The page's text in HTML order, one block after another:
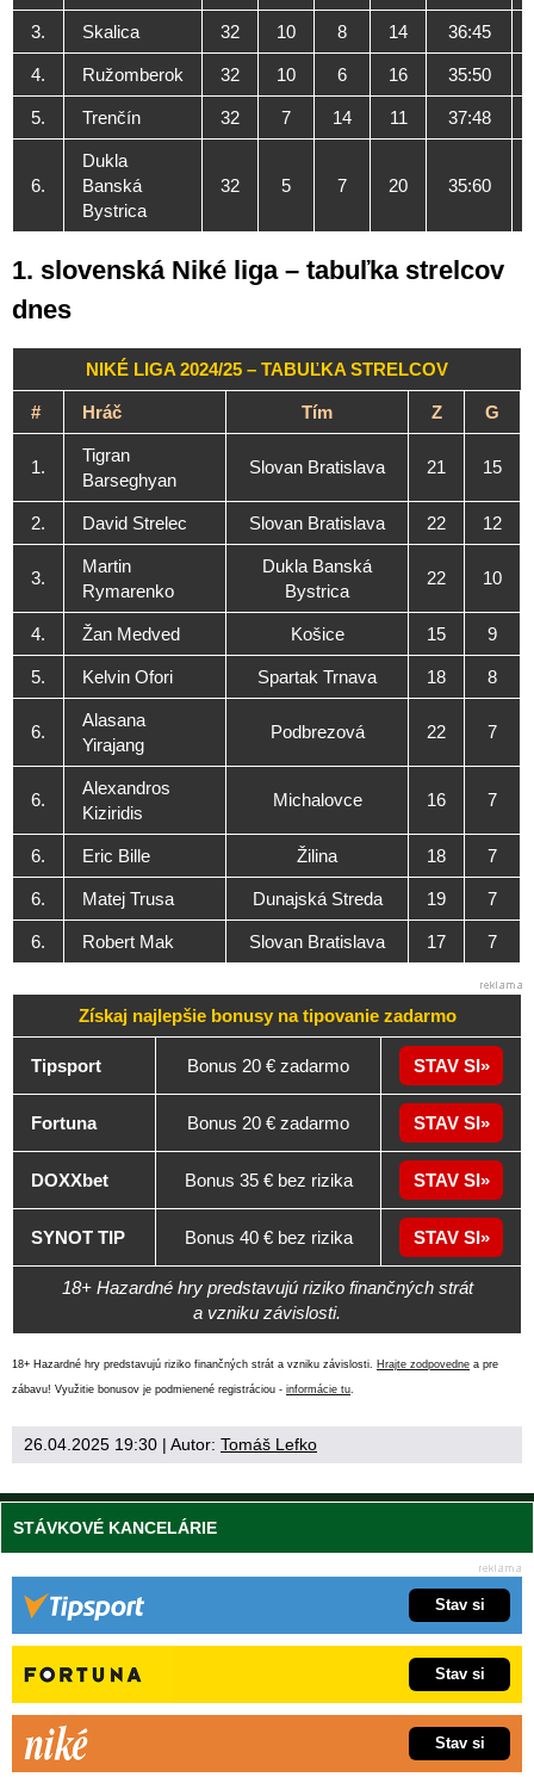
3. Skalica 32 10 8 14 36:45
4. Ružomberok 32 10 6 16 35:50
5. Trenčín 32 7 14 11 37:48
6.
Dukla
Banská
Bystrica
32 5 7 20 35:60
1. slovenská Niké liga – tabuľka strelcov
dnes
NIKÉ LIGA 2024/25 – TABUĽKA STRELCOV
# Hráč Tím Z G
1.
Tigran
Barseghyan
Slovan Bratislava 21 15
2. David Strelec Slovan Bratislava 22 12
3.
Martin
Rymarenko
Dukla Banská
Bystrica
22 10
4. Žan Medved Košice 15 9
5. Kelvin Ofori Spartak Trnava 18 8
6.
Alasana
Yirajang
Podbrezová 22 7
6.
Alexandros
Kiziridis
Michalovce 16 7
6. Eric Bille Žilina 18 7
6. Matej Trusa Dunajská Streda 19 7
6. Robert Mak Slovan Bratislava 17 7
Získaj najlepšie bonusy na tipovanie zadarmo
Tipsport Bonus 20 € zadarmo STAV SI
Fortuna Bonus 20 € zadarmo STAV SI
DOXXbet Bonus 35 € bez rizika STAV SI
SYNOT TIP Bonus 40 € bez rizika STAV SI
18+ Hazardné hry predstavujú riziko finančných strát
a vzniku závislosti.
18+ Hazardné hry predstavujú riziko finančných strát a vzniku závislosti. Hrajte zodpovedne a pre
zábavu! Využitie bonusov je podmienené registráciou - informácie tu.
26.04.2025 19:30 | Autor: Tomáš Lefko
STÁVKOVÉ KANCELÁRIE
Stav si
Stav si
Stav si